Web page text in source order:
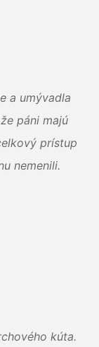
a umývadla
páni majú
prístup
nemenili.
kúta.